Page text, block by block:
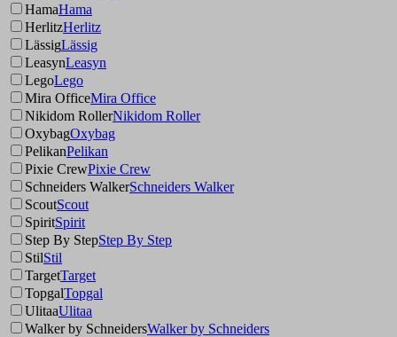
HamaHama
HerlitzHerlitz
LässigLässig
LeasynLeasyn
LegoLego
Mira OfficeMira Office
Nikidom RollerNikidom Roller
OxybagOxybag
PelikanPelikan
Pixie CrewPixie Crew
Schneiders WalkerSchneiders Walker
ScoutScout
SpiritSpirit
Step By StepStep By Step
StilStil
TargetTarget
TopgalTopgal
UlitaaUlitaa
Walker by SchneidersWalker by Schneiders